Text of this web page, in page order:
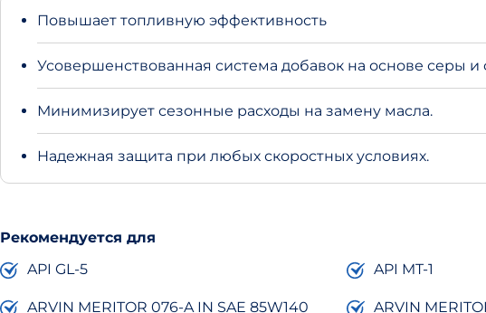
Повышает топливную эффективность
Усовершенствованная система добавок на основе серы
Минимизирует сезонные расходы на замену масла.
Надежная защита при любых скоростных условиях.
Рекомендуется для
API GL-5
API MT-1
ARVIN MERITOR 076-A IN SAE 85W140 ARVIN